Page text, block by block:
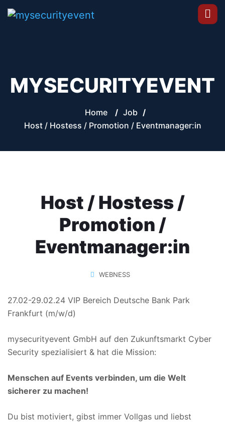
MYSECURITYEVENT
Home / Job /
Host / Hostess / Promotion / Eventmanager:in
Host / Hostess /
Promotion /
Eventmanager:in
WEBNESS
27.02-29.02.24 VIP Bereich Deutsche Bank Park
Frankfurt (m/w/d)
mysecurityevent GmbH auf den Zukunftsmarkt Cyber
Security spezialisiert & hat die Mission:
Menschen auf Events verbinden, um die Welt
sicherer zu machen!
Du bist motiviert, gibst immer Vollgas und liebst